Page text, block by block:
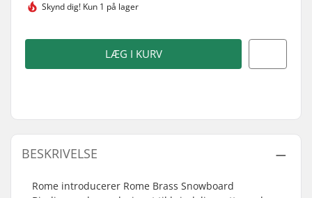
Skynd dig! Kun 1 på lager
LÆG I KURV
BESKRIVELSE
Rome introducerer Rome Brass Snowboard